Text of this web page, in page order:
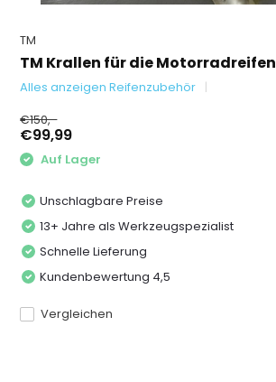
TM
TM Krallen für die Motorradreifen
Alles anzeigen Reifenzubehör
€150,-
€99,99
Auf Lager
Unschlagbare Preise
13+ Jahre als Werkzeugspezialist
Schnelle Lieferung
Kundenbewertung 4,5
Vergleichen